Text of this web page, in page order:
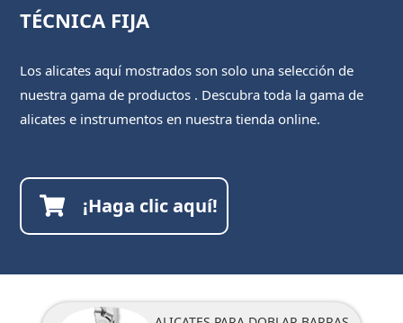
TÉCNICA FIJA
Los alicates aquí mostrados son solo una selección de
nuestra gama de productos . Descubra toda la gama de
alicates e instrumentos en nuestra tienda online.
¡Haga clic aquí!